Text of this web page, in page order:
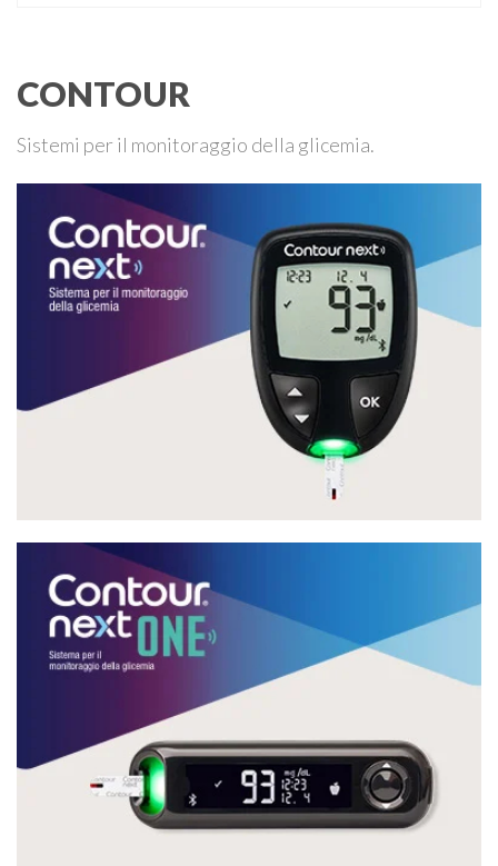
CONTOUR
Sistemi per il monitoraggio della glicemia.